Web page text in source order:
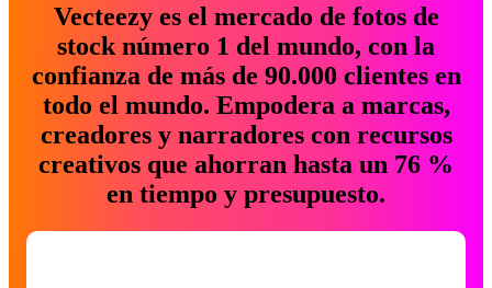
Vecteezy es el mercado de fotos de
stock número 1 del mundo, con la
confianza de más de 90.000 clientes en
todo el mundo. Empodera a marcas,
creadores y narradores con recursos
creativos que ahorran hasta un 76 %
en tiempo y presupuesto.